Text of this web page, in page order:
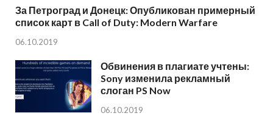
За Петроград и Донецк: Опубликован примерный
список карт в Call of Duty: Modern Warfare
06.10.2019
Обвинения в плагиате учтены:
Sony изменила рекламный
слоган PS Now
06.10.2019